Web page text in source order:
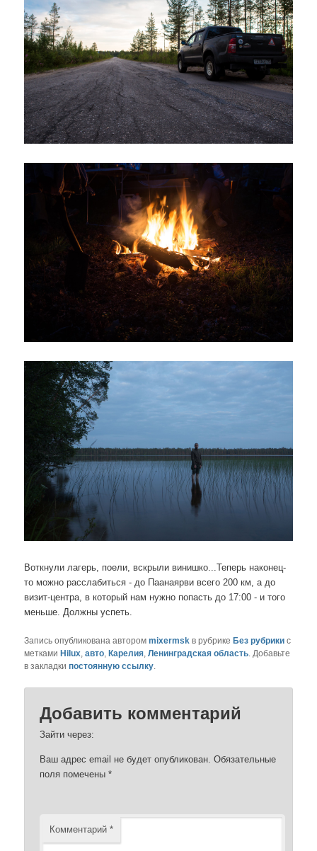
Воткнули лагерь, поели, вскрыли винишко...Теперь наконец-
то можно расслабиться - до Паанаярви всего 200 км, а до
визит-центра, в который нам нужно попасть до 17:00 - и того
меньше. Должны успеть.
Запись опубликована авторомmixermsk в рубрикеБез рубрики с
меткамиHilux ,авто ,Карелия ,Ленинградская область . Добавьте
в закладкипостоянную ссылку
Добавить комментарий
Зайти через:
Ваш адрес email не будет опубликован. Обязательные
поля помечены*
Комментарий*